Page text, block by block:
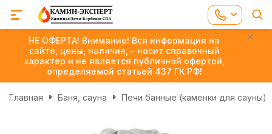
НЕ ОФЕРТА! Внимание! Вся информация на
сайте, цены, наличие, - носит справочный
характер и не является публичной офертой,
определяемой статьей 437 ГК РФ!
Главная Баня, сауна Печи банные (каменки для сауны)